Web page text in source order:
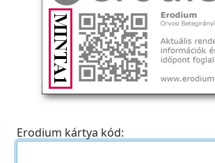
Erodium kártya kód: